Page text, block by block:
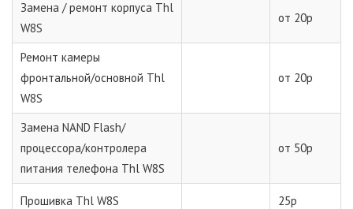
Замена / ремонт корпуса Thl
W8S
от 20р
Ремонт камеры
фронтальной/основной Thl
W8S
от 20р
Замена NAND Flash/
процессора/контролера
питания телефона Thl W8S
от 50р
Прошивка Thl W8S 25р